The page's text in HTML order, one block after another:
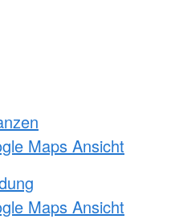
Maps Ansicht
Maps Ansicht